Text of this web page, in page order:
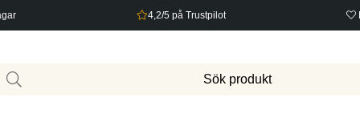
4,2/5 på Trustpilot